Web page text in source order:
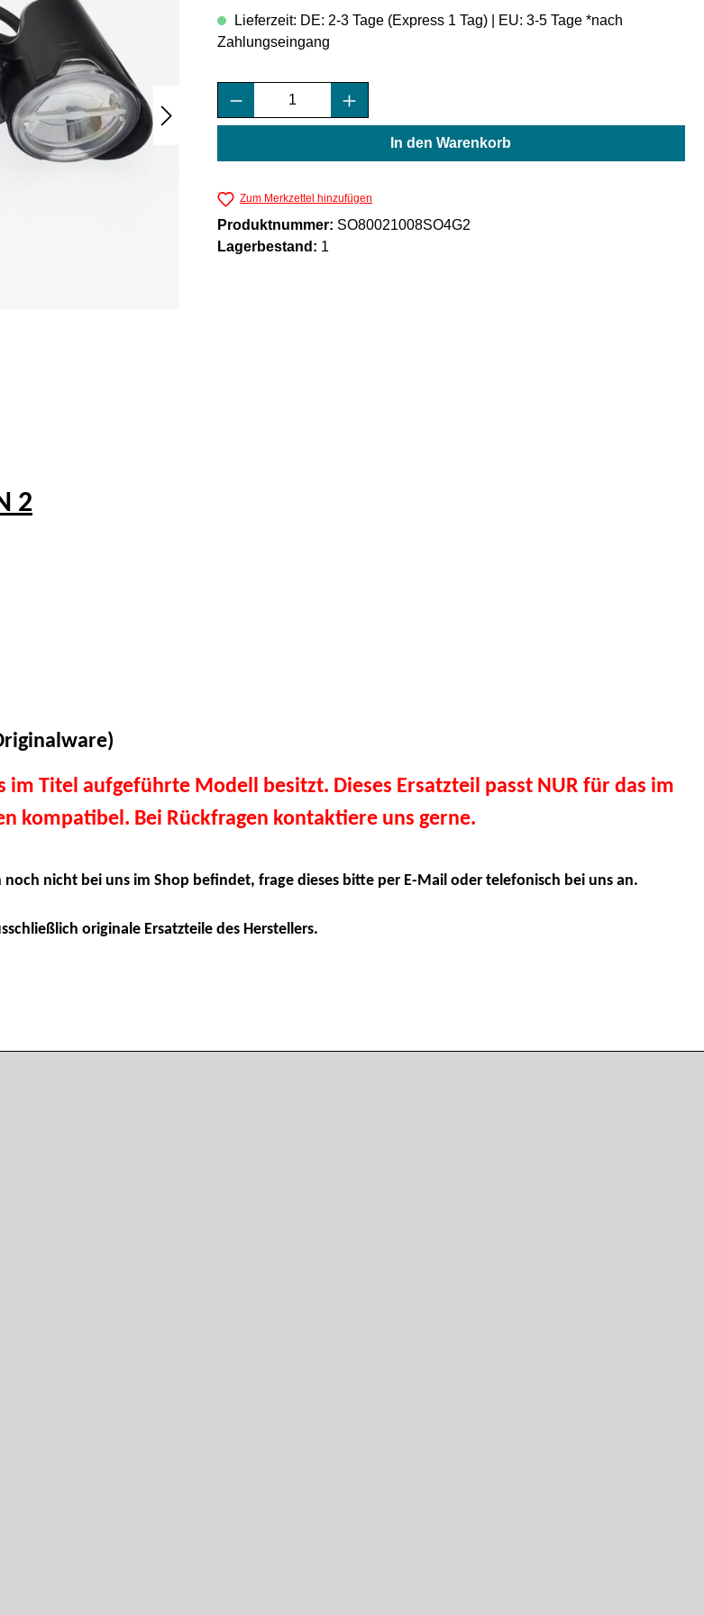
Lieferzeit: DE: 2-3 Tage (Express 1 Tag) | EU: 3-5 Tage *nach
Zahlungseingang
Produkt Anzahl: Gib den gewünschten Wert ein
In den Warenkorb
Zum Merkzettel hinzufügen
Produktnummer: SO80021008SO4G2
Lagerbestand: 1
2
im Titel aufgeführte Modell besitzt. Dieses Ersatzteil passt NUR für das im
kompatibel. Bei Rückfragen kontaktiere uns gerne.
nicht bei uns im Shop befindet, frage dieses bitte per E-Mail oder telefonisch bei uns an.
originale Ersatzteile des Herstellers.